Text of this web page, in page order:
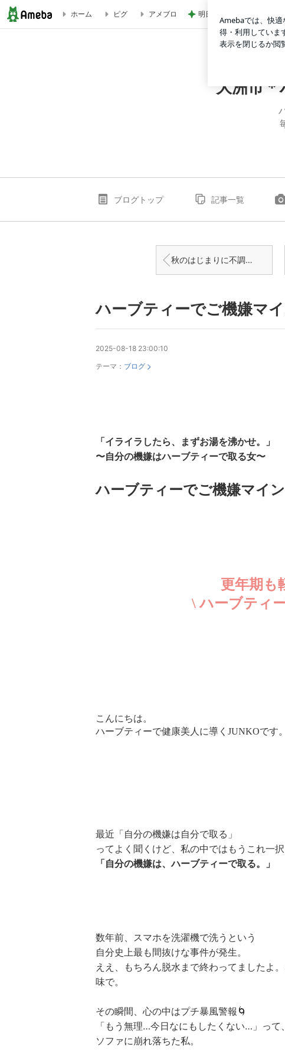
ハーブティーでご機嫌マインド(番外編) | 大洲市＊ハーブティー
ホーム ピグ アメブロ 明日が楽しみ過ぎて切った
大洲市
ブログトップ 記事一覧
秋のはじまりに不調が出やすいのはなぜ？
ハーブティーでご機嫌マ
2025-08-18 23:00:10
テーマ： ブログ
「イライラしたら、まずお湯を沸かせ。」
〜自分の機嫌はハーブティーで取る女〜
ハーブティーでご機嫌マイ
更年期も
\ ハーブティ
こんにちは。
ハーブティーで健康美人に導くJUNKOです。
最近「自分の機嫌は自分で取る」
ってよく聞くけど、私の中ではもうこれ一択
「自分の機嫌は、ハーブティーで取る。」
数年前、スマホを洗濯機で洗うという
自分史上最も間抜けな事件が発生。
ええ、もちろん脱水まで終わってましたよ
味で。
その瞬間、心の中はプチ暴風警報🌀
「もう無理…今日なにもしたくない…」って、
ソファに崩れ落ちた私。